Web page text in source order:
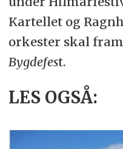
Kartellet og
orkester skal
Bygdefest.
LES OGSÅ: